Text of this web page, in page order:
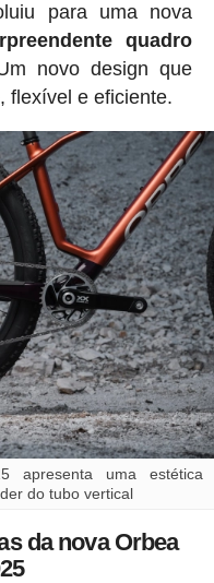
para uma nova
quadro
novo design que
flexível e eficiente.
apresenta uma estética
do tubo vertical
da nova Orbea